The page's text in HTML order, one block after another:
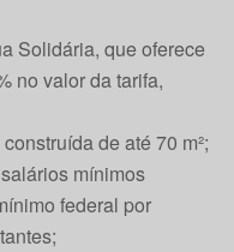
Solidária, que oferece
no valor da tarifa,
de até 70 m²;
mínimos
federal por